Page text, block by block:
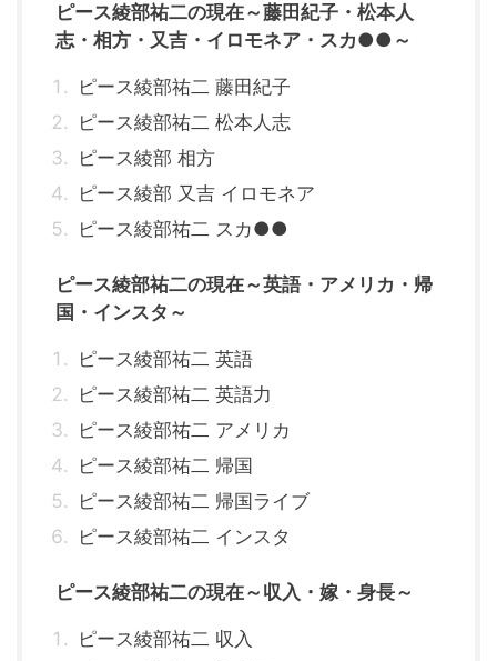
ピース綾部祐二の現在～藤田紀子・松本人
志・相方・又吉・イロモネア・スカ●●～
ピース綾部祐二 藤田紀子
ピース綾部祐二 松本人志
ピース綾部 相方
ピース綾部 又吉 イロモネア
ピース綾部祐二 スカ●●
ピース綾部祐二の現在～英語・アメリカ・帰
国・インスタ～
ピース綾部祐二 英語
ピース綾部祐二 英語力
ピース綾部祐二 アメリカ
ピース綾部祐二 帰国
ピース綾部祐二 帰国ライブ
ピース綾部祐二 インスタ
ピース綾部祐二の現在～収入・嫁・身長～
ピース綾部祐二 収入